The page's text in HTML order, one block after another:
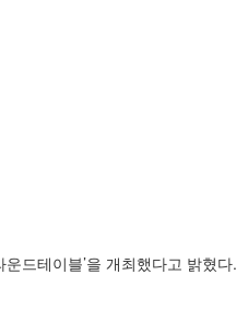
드테이블’을 개최했다고 밝혔다.